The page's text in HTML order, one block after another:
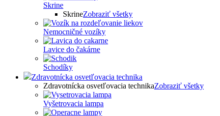
Skrine
SkrineZobraziť všetky
Nemocničné vozíky
Lavice do čakárne
Schodíky
Zdravotnícka osvetľovacia technika
Zdravotnícka osvetľovacia technikaZobraziť všetky
Vyšetrovacia lampa